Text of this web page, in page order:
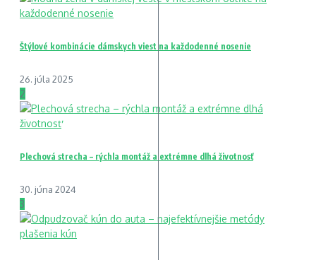
Štýlové kombinácie dámskych viest na každodenné nosenie
26. júla 2025
2
Plechová strecha – rýchla montáž a extrémne dlhá životnosť
30. júna 2024
3